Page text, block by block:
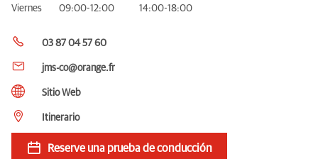
Viernes
09:00-12:00 14:00-18:00
03 87 04 57 60
jms-co@orange.fr
Sitio Web
Itinerario
Reserve una prueba de conducción